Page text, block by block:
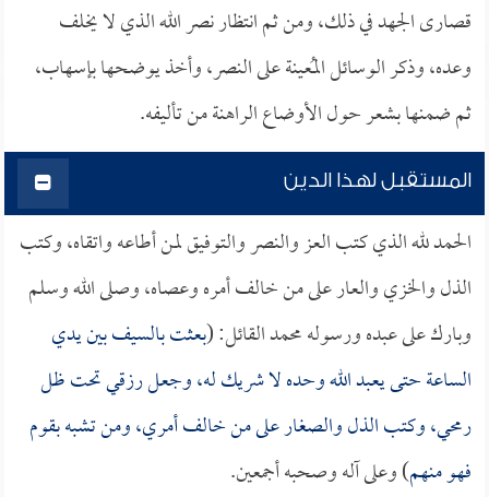
قصارى الجهد في ذلك، ومن ثم انتظار نصر الله الذي لا يخلف
وعده، وذكر الوسائل المُعينة على النصر، وأخذ يوضحها بإسهاب،
ثم ضمنها بشعر حول الأوضاع الراهنة من تأليفه.
المستقبل لهذا الدين
الحمد لله الذي كتب العز والنصر والتوفيق لمن أطاعه واتقاه، وكتب
الذل والخزي والعار على من خالف أمره وعصاه، وصلى الله وسلم
وبارك على عبده ورسوله محمد القائل: (بعثت بالسيف بين يدي
الساعة حتى يعبد الله وحده لا شريك له، وجعل رزقي تحت ظل
رمحي، وكتب الذل والصغار على من خالف أمري، ومن تشبه بقوم
فهو منهم) وعلى آله وصحبه أجمعين.